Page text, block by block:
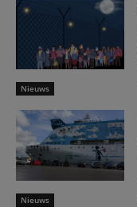
Nieuws
Nieuws